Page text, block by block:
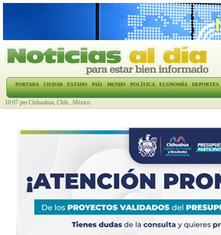
PORTADA CIUDAD ESTADO PAÍS MUNDO POLÍTICA ECONOMÍA DEPORTES
10:07 pm Chihuahua, Chih., México